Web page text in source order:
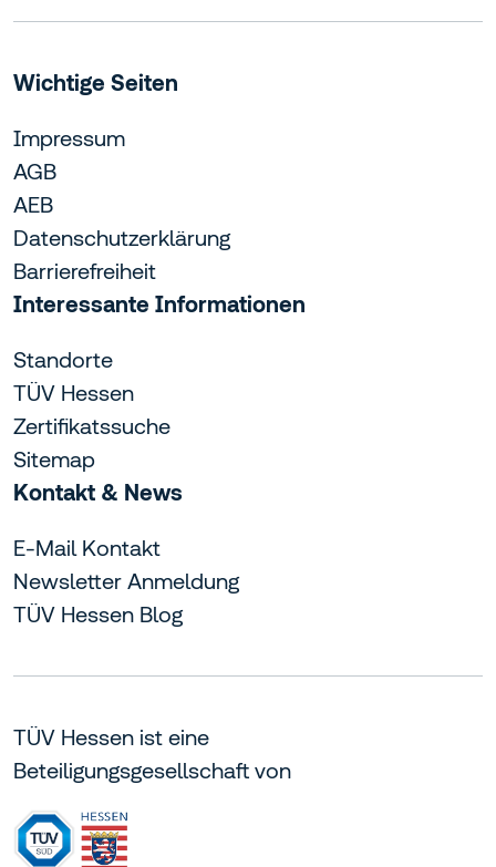
Wichtige Seiten
Impressum
AGB
AEB
Datenschutzerklärung
Barrierefreiheit
Interessante Informationen
Standorte
TÜV Hessen
Zertifikatssuche
Sitemap
Kontakt & News
E-Mail Kontakt
Newsletter Anmeldung
TÜV Hessen Blog
TÜV Hessen ist eine
Beteiligungsgesellschaft von